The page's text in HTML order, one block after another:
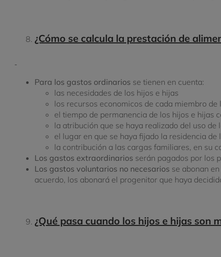
¿Cómo se calcula la prestación de
Para los gastos ordinarios se tienen en cuenta:
las necesidades de los hijos e hijas
los recursos economicos de cada miembro de
el tiempo de permanencia de los hijos e hijas
la atribución que se haya realizado del uso de
el lugar en que se haya fijado la residencia de
la contribución a las cargas familiares, en su
Los gastos extraordinarios serán pagados por los
Los gastos voluntarios no necesarios se abonan
acuerdo, los abonará el progenitor que haya
¿Qué pasa cuando los hijos e hijas son